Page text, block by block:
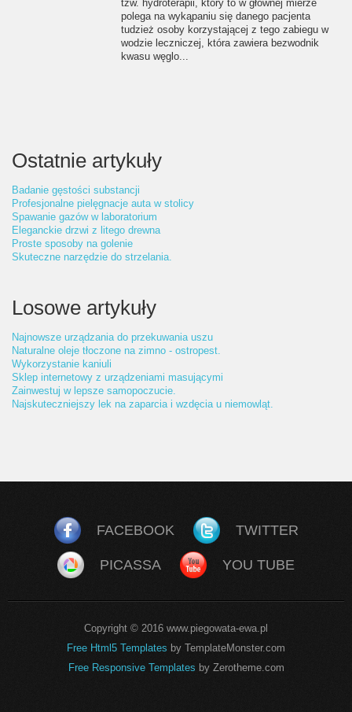
tzw. hydroterapii, który to w głównej mierze
polega na wykąpaniu się danego pacjenta
tudzież osoby korzystającej z tego zabiegu w
wodzie leczniczej, która zawiera bezwodnik
kwasu węglo...
Ostatnie artykuły
Badanie gęstości substancji
Profesjonalne pielęgnacje auta w stolicy
Spawanie gazów w laboratorium
Eleganckie drzwi z litego drewna
Proste sposoby na golenie
Skuteczne narzędzie do strzelania.
Losowe artykuły
Najnowsze urządzania do przekuwania uszu
Naturalne oleje tłoczone na zimno - ostropest.
Wykorzystanie kaniuli
Sklep internetowy z urządzeniami masującymi
Zainwestuj w lepsze samopoczucie.
Najskuteczniejszy lek na zaparcia i wzdęcia u niemowląt.
FACEBOOK TWITTER
PICASSA YOU TUBE
Copyright © 2016 www.piegowata-ewa.pl
Free Html5 Templates by TemplateMonster.com
Free Responsive Templates by Zerotheme.com